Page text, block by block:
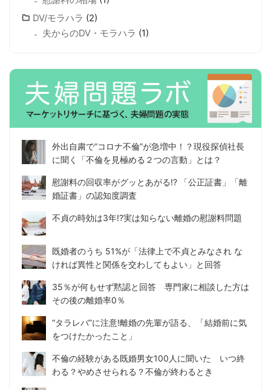
DV/モラハラ (2)
夫からのDV・モラハラ (1)
外出自粛で“コロナ不倫”が急増中！？現役探偵社長
に聞く「不倫を見極める２つの言動」とは？
慰謝料の回収率がグッとあがる!? 「公正証書」「離
婚証書」の認知度調査
不貞の時効は3年!?実は知らない離婚の慰謝料問題
既婚者のうち 51%が「法律上で不貞とみなされ な
ければ異性と関係を交わしてもよい」と回答
35％が何もせず黙認と回答 専門家に相談した方は
その後の離婚率0％
“タラレバ”に注意!離婚の先輩が語る、「結婚前に気
をつけたかったこと」
不倫の経験がある既婚男女100人に聞いた いつ終
わる？やめさせられる？不倫が終わるとき